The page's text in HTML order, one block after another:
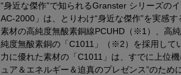
“身近な傑作”で知られるGranster シリーズの
AC-2000」は、とりわけ“身近な傑作”を実感
素材の高純度無酸素銅線PCUHD（※1）、高
純度無酸素銅の「C1011」（※2）を採用して
力に優れた素材の「C1011」は、すでに上位
ュア＆エネルギー＆迫真のプレゼンス”のた